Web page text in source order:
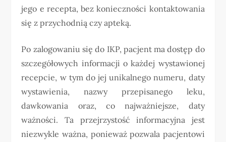
jego e recepta, bez konieczności kontaktowania
się z przychodnią czy apteką.
Po zalogowaniu się do IKP, pacjent ma dostęp do
szczegółowych informacji o każdej wystawionej
recepcie, w tym do jej unikalnego numeru, daty
wystawienia, nazwy przepisanego leku,
dawkowania oraz, co najważniejsze, daty
ważności. Ta przejrzystość informacyjna jest
niezwykle ważna, ponieważ pozwala pacjentowi